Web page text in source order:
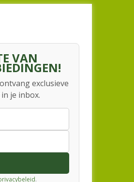
VAN
exclusieve
je inbox.
.